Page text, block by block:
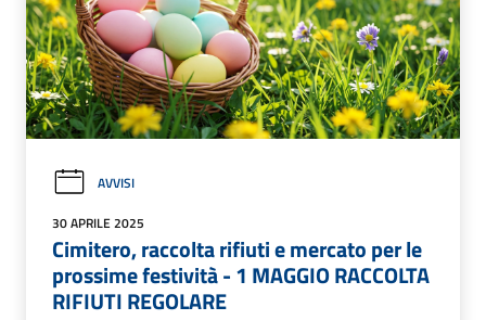
AVVISI
30 APRILE 2025
Cimitero, raccolta rifiuti e mercato per le
prossime festività - 1 MAGGIO RACCOLTA
RIFIUTI REGOLARE